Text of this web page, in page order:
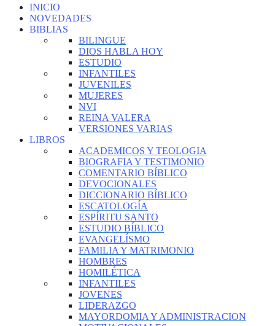
INICIO
NOVEDADES
BIBLIAS
BILINGUE
DIOS HABLA HOY
ESTUDIO
INFANTILES
JUVENILES
MUJERES
NVI
REINA VALERA
VERSIONES VARIAS
LIBROS
ACADEMICOS Y TEOLOGIA
BIOGRAFIA Y TESTIMONIO
COMENTARIO BÍBLICO
DEVOCIONALES
DICCIONARIO BÍBLICO
ESCATOLOGÍA
ESPÍRITU SANTO
ESTUDIO BÍBLICO
EVANGELÍSMO
FAMILIA Y MATRIMONIO
HOMBRES
HOMILÉTICA
INFANTILES
JOVENES
LIDERAZGO
MAYORDOMIA Y ADMINISTRACION